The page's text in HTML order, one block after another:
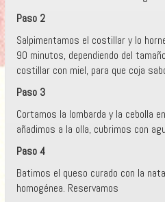
Paso 2
Salpimentamos el costillar y lo
90 minutos, dependiendo del
costillar con miel, para que coja
Paso 3
Cortamos la lombarda y la cebolla
añadimos a la olla, cubrimos con
Paso 4
Batimos el queso curado con la
homogénea. Reservamos